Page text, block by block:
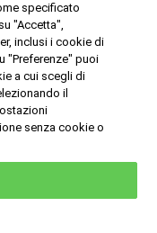
School
specificato
"Accetta",
inclusi i cookie di
"Preferenze" puoi
a cui scegli di
il
senza cookie o